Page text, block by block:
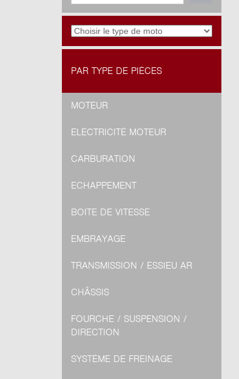
PAR TYPE DE PIÈCES
MOTEUR
ELECTRICITÉ MOTEUR
CARBURATION
ECHAPPEMENT
BOITE DE VITESSE
EMBRAYAGE
TRANSMISSION / ESSIEU AR
CHÂSSIS
FOURCHE / SUSPENSION /
DIRECTION
SYSTÈME DE FREINAGE